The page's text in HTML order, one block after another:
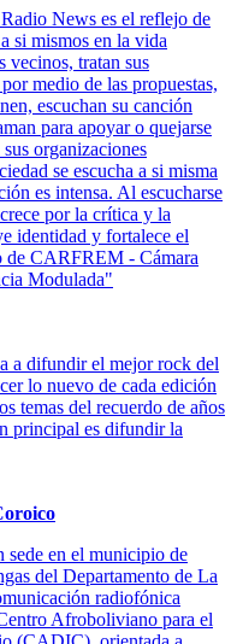
Radio News es el reflejo de
si mismos en la vida
vecinos, tratan sus
medio de las propuestas,
escuchan su canción
para apoyar o quejarse
organizaciones
se escucha a si misma
es intensa. Al escucharse
por la crítica y la
identidad y fortalece el
CARFREM - Cámara
Modulada"
a difundir el mejor rock del
lo nuevo de cada edición
temas del recuerdo de años
principal es difundir la
en el municipio de
del Departamento de La
radiofónica
Afroboliviano para el